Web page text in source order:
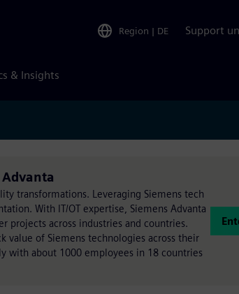
Region | DE Support
& Insights
transformations. Leveraging Siemens tech
With IT/OT expertise, Siemens Advanta
projects across industries and countries.
value of Siemens technologies across their
with about 1000 employees in 18 countries